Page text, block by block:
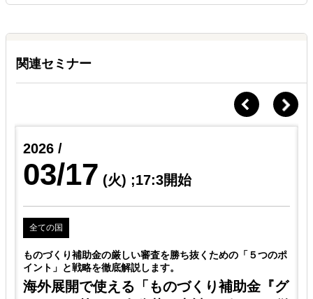
関連セミナー
2026 /
03/17 (火) ;17:3開始
全ての国
ものづくり補助金の厳しい審査を勝ち抜くための「５つのポ
イント」と戦略を徹底解説します。
海外展開で使える「ものづくり補助金『グ